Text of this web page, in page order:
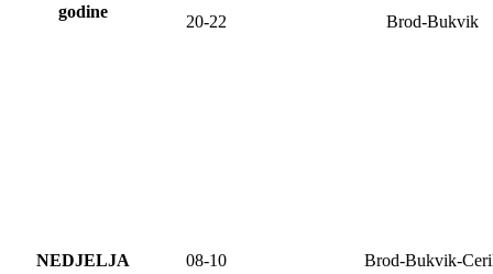
godine
20-22 Brod-Bukvik
NEDJELJA 08-10 Brod-Bukvik-